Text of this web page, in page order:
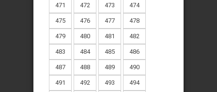
471 472 473 474
475 476 477 478
479 480 481 482
483 484 485 486
487 488 489 490
491 492 493 494